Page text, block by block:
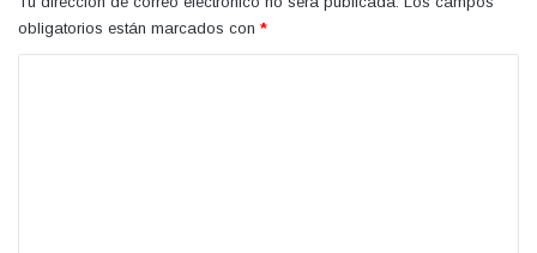
obligatorios están marcados con *